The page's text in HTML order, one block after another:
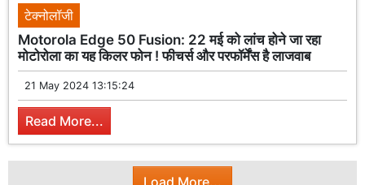
टेक्नोलॉजी
Motorola Edge 50 Fusion: 22 मई को लांच होने जा रहा
मोटोरोला का यह किलर फोन ! फीचर्स और परफॉर्मेंस है लाजवाब
21 May 2024 13:15:24
Read More...
Load More...